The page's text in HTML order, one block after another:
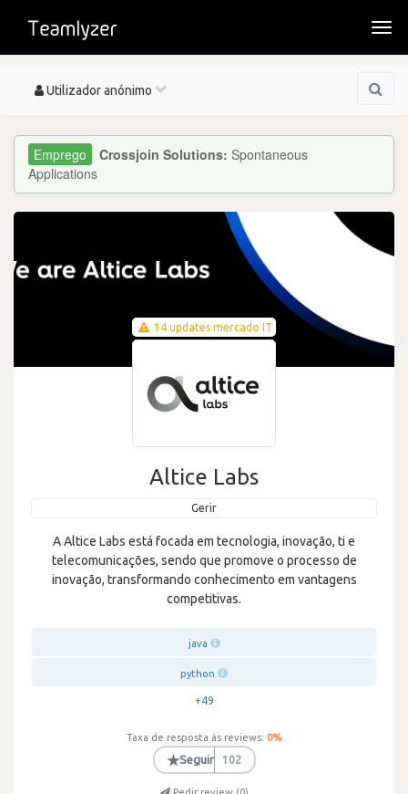
Toggle
Utilizador anónimo
Crossjoin Solutions: Spontaneous
Applications
14 updates mercado IT
Altice Labs
Gerir
A Altice Labs está focada em tecnologia, inovação, ti e
telecomunicações, sendo que promove o processo de
inovação, transformando conhecimento em vantagens
competitivas.
java
python
+49
Taxa de resposta às reviews: 0%
★Seguir 102